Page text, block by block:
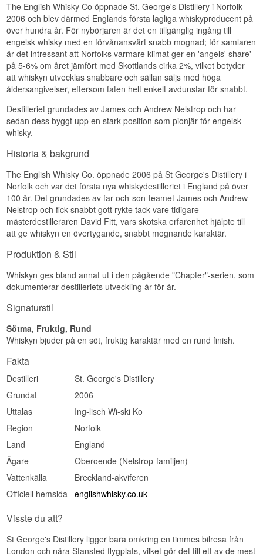
annat.
Stirk Brothers arbetar i liten skala och letar efter
fat med tydlig karaktär snarare än volym, vilket
gör deras urval till ett självklart val för samlare
som söker alternativ till de stora, kända
buteljerarna.
Smaknoter
Doft
Doften bjuder på vaniljkräm och rostad ek, med
På tungan visar sig whiskyn fyllig med karamell,
honungskex och en lätt nötig sötma, medan ex-
bourbonfatet ger en torr, träig underton.
Eftersmak
Eftersmaken är lång och kryddig med
svartpeppar och en lätt bitter ton av mörk
Namn: The English Distillery Co 10 år Stirk
Typ: Single Malt English Whisky
Ålder: 10 år
Fattyp: Ex-bourbonfat, fat nr. 179
Destillerad: 2011
Antal flaskor: 254
Smakprofil
Fruktig · Sötaktig · Kryddig · Krämig
tidiga år, då The English Distillery Co på allvar
satte fart på det moderna engelska
whiskyäventyret, och med bara 254 flaskor från
Visste du att?
The English Whisky Co öppnade St. George's Distillery i Norfolk
2006 och blev därmed Englands första lagliga whiskyproducent på
över hundra år. För nybörjaren är det en tillgänglig ingång till
engelsk whisky med en förvånansvärt snabb mognad; för samlaren
är det intressant att Norfolks varmare klimat ger en 'angels' share'
på 5-6% om året jämfört med Skottlands cirka 2%, vilket betyder
att whiskyn utvecklas snabbare och sällan säljs med höga
åldersangivelser, eftersom faten helt enkelt avdunstar för snabbt.
Destilleriet grundades av James och Andrew Nelstrop och har
sedan dess byggt upp en stark position som pionjär för engelsk
whisky.
Historia & bakgrund
The English Whisky Co. öppnade 2006 på St George's Distillery i
Norfolk och var det första nya whiskydestilleriet i England på över
100 år. Det grundades av far-och-son-teamet James och Andrew
Nelstrop och fick snabbt gott rykte tack vare tidigare
mästerdestilleraren David Fitt, vars skotska erfarenhet hjälpte till
att ge whiskyn en övertygande, snabbt mognande karaktär.
Produktion & Stil
Whiskyn ges bland annat ut i den pågående "Chapter"-serien, som
dokumenterar destilleriets utveckling år för år.
Signaturstil
Sötma, Fruktig, Rund
Whiskyn bjuder på en söt, fruktig karaktär med en rund finish.
Fakta
Destilleri
St. George's Distillery
Grundat
2006
Uttalas
Ing-lisch Wi-ski Ko
Region
Norfolk
Land
England
Ägare
Oberoende (Nelstrop-familjen)
Vattenkälla
Breckland-akviferen
Officiell hemsida
englishwhisky.co.uk
Visste du att?
St George's Distillery ligger bara omkring en timmes bilresa från
London och nära Stansted flygplats, vilket gör det till ett av de mest